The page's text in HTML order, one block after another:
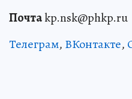
Почтаkp.nsk@phkp.ru
Телеграм, ВКонтакте,